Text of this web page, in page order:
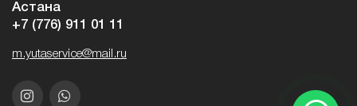
Астана
+7 (776) 911 01 11
m.yutaservice@mail.ru